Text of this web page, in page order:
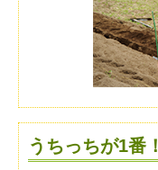
うちっちが1番！